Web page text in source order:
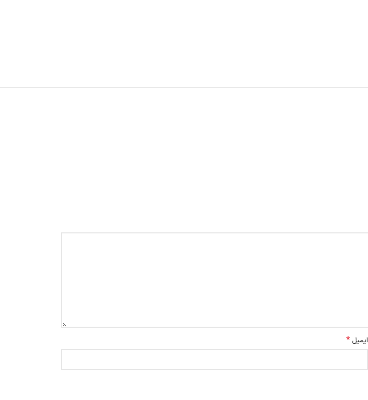
ایمیل *